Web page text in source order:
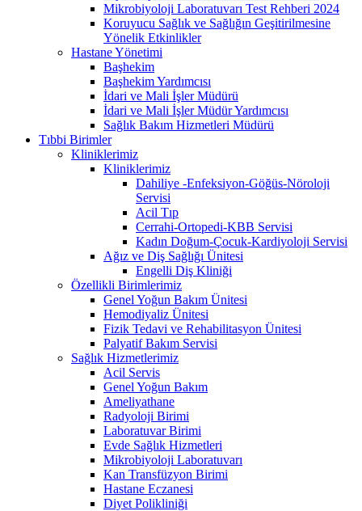
Mikrobiyoloji Laboratuvarı Test Rehberi 2024
Koruyucu Sağlık ve Sağlığın Geşitirilmesine
Yönelik Etkinlikler
Hastane Yönetimi
Başhekim
Başhekim Yardımcısı
İdari ve Mali İşler Müdürü
İdari ve Mali İşler Müdür Yardımcısı
Sağlık Bakım Hizmetleri Müdürü
Tıbbi Birimler
Kliniklerimiz
Kliniklerimiz
Dahiliye -Enfeksiyon-Göğüs-Nöroloji
Servisi
Acil Tıp
Cerrahi-Ortopedi-KBB Servisi
Kadın Doğum-Çocuk-Kardiyoloji Servisi
Ağız ve Diş Sağlığı Ünitesi
Engelli Diş Kliniği
Özellikli Birimlerimiz
Genel Yoğun Bakım Ünitesi
Hemodiyaliz Ünitesi
Fizik Tedavi ve Rehabilitasyon Ünitesi
Palyatif Bakım Servisi
Sağlık Hizmetlerimiz
Acil Servis
Genel Yoğun Bakım
Ameliyathane
Radyoloji Birimi
Laboratuvar Birimi
Evde Sağlık Hizmetleri
Mikrobiyoloji Laboratuvarı
Kan Transfüzyon Birimi
Hastane Eczanesi
Diyet Polikliniği